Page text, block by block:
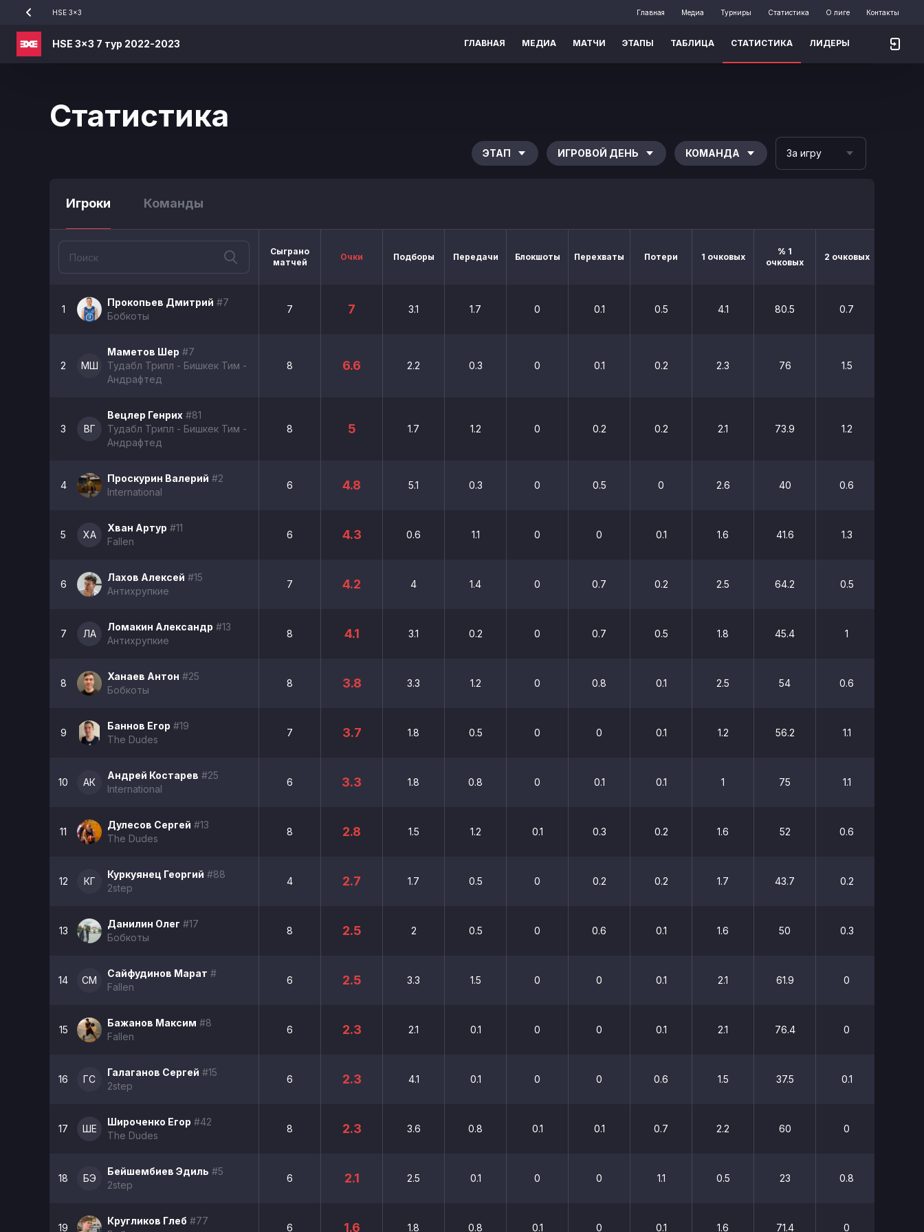
HSE 3x3 Главная Медиа Турниры Статистика О лиге Контакты
HSE 3x3 7 тур 2022-2023 ГЛАВНАЯ МЕДИА МАТЧИ ЭТАПЫ ТАБЛИЦА СТАТИСТИКА ЛИДЕРЫ
Статистика
Игроки Команды
ЭТАП ИГРОВОЙ ДЕНЬ КОМАНДА За игру
Сыграно
матчей
Очки Подборы Передачи Блокшоты Перехваты Потери 1 очковых
% 1
очковых
2 очковых
1
Прокопьев Дмитрий #7
Бобкоты
7 7 3.1 1.7 0 0.1 0.5 4.1 80.5 0.7
2 МШ
Маметов Шер #7
Тудабл Трипл - Бишкек Тим -
Андрафтед
8 6.6 2.2 0.3 0 0.1 0.2 2.3 76 1.5
3 ВГ
Вецлер Генрих #81
Тудабл Трипл - Бишкек Тим -
Андрафтед
8 5 1.7 1.2 0 0.2 0.2 2.1 73.9 1.2
4
Проскурин Валерий #2
International
6 4.8 5.1 0.3 0 0.5 0 2.6 40 0.6
5 ХА
Хван Артур #11
Fallen
6 4.3 0.6 1.1 0 0 0.1 1.6 41.6 1.3
6
Лахов Алексей #15
Антихрупкие
7 4.2 4 1.4 0 0.7 0.2 2.5 64.2 0.5
7 ЛА
Ломакин Александр #13
Антихрупкие
8 4.1 3.1 0.2 0 0.7 0.5 1.8 45.4 1
8
Ханаев Антон #25
Бобкоты
8 3.8 3.3 1.2 0 0.8 0.1 2.5 54 0.6
9
Баннов Егор #19
The Dudes
7 3.7 1.8 0.5 0 0 0.1 1.2 56.2 1.1
10 АК
Андрей Костарев #25
International
6 3.3 1.8 0.8 0 0.1 0.1 1 75 1.1
11
Дулесов Сергей #13
The Dudes
8 2.8 1.5 1.2 0.1 0.3 0.2 1.6 52 0.6
12 КГ
Куркуянец Георгий #88
2step
4 2.7 1.7 0.5 0 0.2 0.2 1.7 43.7 0.2
13
Данилин Олег #17
Бобкоты
8 2.5 2 0.5 0 0.6 0.1 1.6 50 0.3
14 СМ
Сайфудинов Марат #
Fallen
6 2.5 3.3 1.5 0 0 0.1 2.1 61.9 0
15
Бажанов Максим #8
Fallen
6 2.3 2.1 0.1 0 0 0.1 2.1 76.4 0
16 ГС
Галаганов Сергей #15
2step
6 2.3 4.1 0.1 0 0 0.6 1.5 37.5 0.1
17 ШЕ
Широченко Егор #42
The Dudes
8 2.3 3.6 0.8 0.1 0.1 0.7 2.2 60 0
18 БЭ
Бейшембиев Эдиль #5
2step
6 2.1 2.5 0.1 0 0 1.1 0.5 23 0.8
19
Кругликов Глеб #77
6 1.6 1.8 0.8 0.1 0 0.1 1.6 71.4 0